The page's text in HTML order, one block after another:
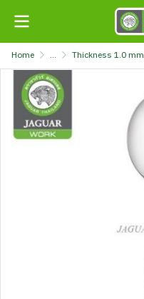
Home ... Thickness 1.0 mm